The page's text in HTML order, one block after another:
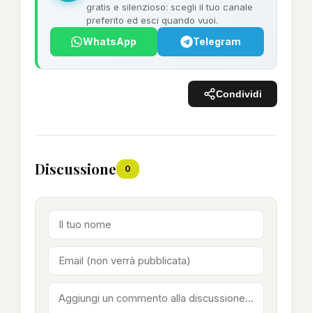
gratis e silenzioso: scegli il tuo canale
preferito ed esci quando vuoi.
WhatsApp Telegram
Condividi
Discussione 0